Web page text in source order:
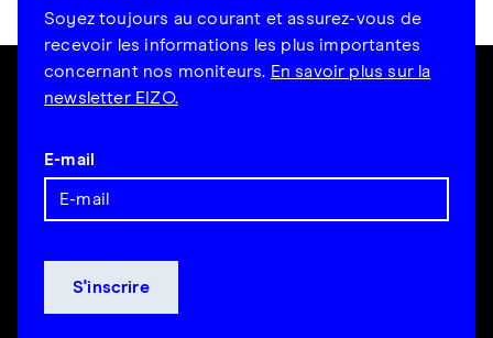
Soyez toujours au courant et assurez-vous de
recevoir les informations les plus importantes
concernant nos moniteurs. En savoir plus sur la
newsletter EIZO.
E-mail